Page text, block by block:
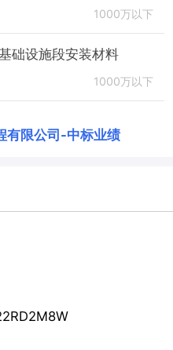
1000万以下
础设施段安装材料
1000万以下
有限公司 -中标业绩